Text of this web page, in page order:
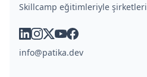
Skillcamp eğitimleriyle
linkedin
instagram
x youtube
facebook
info@patika.dev